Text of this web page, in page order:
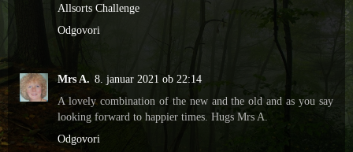
Allsorts Challenge
Odgovori
Mrs A. 8. januar 2021 ob 22:14
A lovely combination of the new and the old and as you say
looking forward to happier times. Hugs Mrs A.
Odgovori